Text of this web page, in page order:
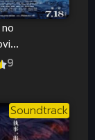
9
Soundtrack